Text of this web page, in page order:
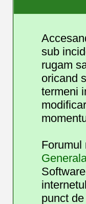
sub
rugam
oricand
termeni
Forumul
punct